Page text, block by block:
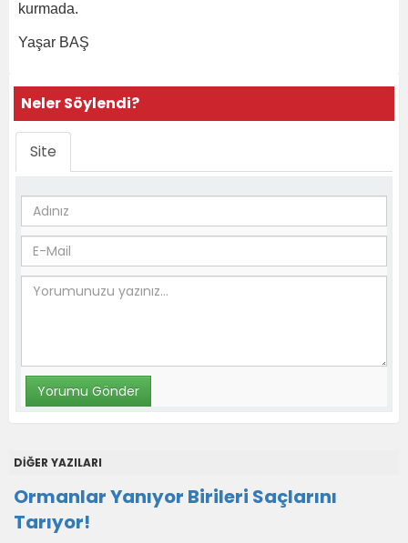
kurmada.
Yaşar BAŞ
Neler Söylendi?
Site
DİĞER YAZILARI
Ormanlar Yanıyor Birileri Saçlarını
Tarıyor!